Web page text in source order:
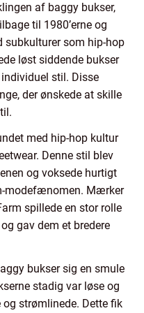
af baggy bukser,
til 1980’erne og
subkulturer som hip-hop
løst siddende bukser
stil. Disse
der ønskede at skille
med hip-hop kultur
Denne stil blev
og voksede hurtigt
modefænomen. Mærker
spillede en stor rolle
gav dem et bredere
bukser sig en smule
stadig var løse og
og strømlinede. Dette fik